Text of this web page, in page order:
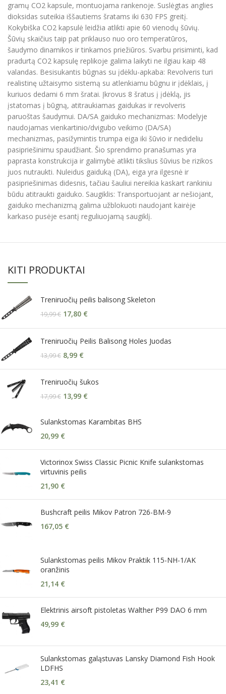
gramų CO2 kapsule, montuojama rankenoje. Suslėgtas anglies
dioksidas suteikia iššautiems šratams iki 630 FPS greitį.
Kokybiška CO2 kapsulė leidžia atlikti apie 60 vienodų šūvių.
Šūvių skaičius taip pat priklauso nuo oro temperatūros,
šaudymo dinamikos ir tinkamos priežiūros. Svarbu prisiminti, kad
pradurtą CO2 kapsulę replikoje galima laikyti ne ilgiau kaip 48
valandas. Besisukantis būgnas su įdėklu-apkaba: Revolveris turi
realistinę užtaisymo sistemą su atlenkiamu būgnu ir įdėklais, į
kuriuos dedami 6 mm šratai. Įkrovus 8 šratus į įdėklą, jis
įstatomas į būgną, atitraukiamas gaidukas ir revolveris
paruoštas šaudymui. DA/SA gaiduko mechanizmas: Modelyje
naudojamas vienkartinio/dvigubo veikimo (DA/SA)
mechanizmas, pasižymintis trumpa eiga iki šūvio ir nedideliu
pasipriešinimu spaudžiant. Šio sprendimo pranašumas yra
paprasta konstrukcija ir galimybė atlikti tikslius šūvius be rizikos
juos nutraukti. Nuleidus gaiduką (DA), eiga yra ilgesnė ir
pasipriešinimas didesnis, tačiau šauliui nereikia kaskart rankiniu
būdu atitraukti gaiduko. Saugiklis: Transportuojant ar nešiojant,
gaiduko mechanizmą galima užblokuoti naudojant kairėje
karkaso pusėje esantį reguliuojamą saugiklį.
KITI PRODUKTAI
Treniruočių peilis balisong Skeleton
19,99€ 17,80 €
Treniruočių Peilis Balisong Holes Juodas
13,99€ 8,99 €
Treniruočių šukos
17,99€ 13,99 €
Sulankstomas Karambitas BHS
20,99 €
Victorinox Swiss Classic Picnic Knife sulankstomas
virtuvinis peilis
21,90 €
Bushcraft peilis Mikov Patron 726-BM-9
167,05 €
Sulankstomas peilis Mikov Praktik 115-NH-1/AK
oranžinis
21,14 €
Elektrinis airsoft pistoletas Walther P99 DAO 6 mm
49,99 €
Sulankstomas galąstuvas Lansky Diamond Fish Hook
LDFHS
23,41 €